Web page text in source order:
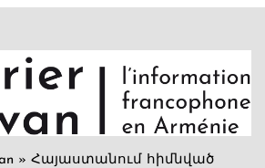
» Հայաստանում հիմնված